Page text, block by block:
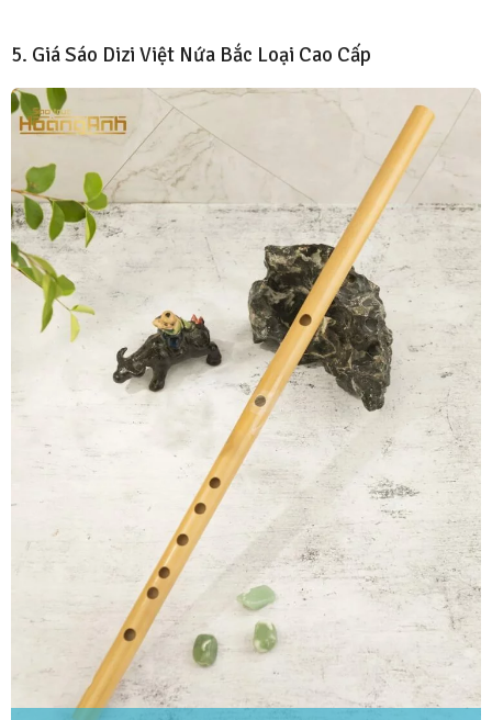
5. Giá Sáo Dizi Việt Nứa Bắc Loại Cao Cấp